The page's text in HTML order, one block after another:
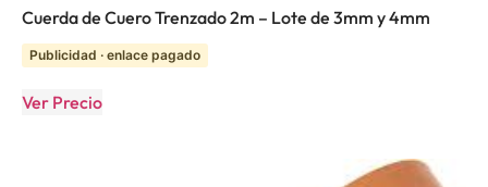
Cuerda de Cuero Trenzado 2m – Lote de 3mm y 4mm
Publicidad · enlace pagado
Ver Precio